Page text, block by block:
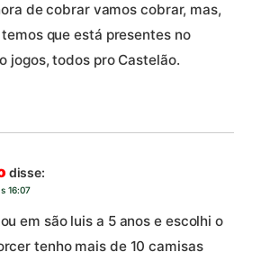
de cobrar vamos cobrar, mas,
que está presentes no
jogos, todos pro Castelão.
disse:
16:07
em são luis a 5 anos e escolhi o
tenho mais de 10 camisas